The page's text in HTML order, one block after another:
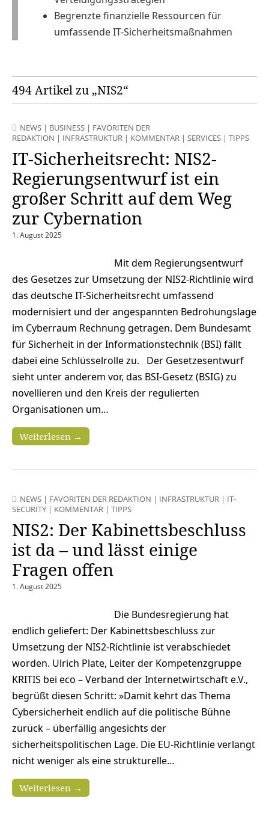
Begrenzte finanzielle Ressourcen für
umfassende IT-Sicherheitsmaßnahmen
494 Artikel zu „NIS2“
NEWS | BUSINESS | FAVORITEN DER
REDAKTION | INFRASTRUKTUR | KOMMENTAR | SERVICES | TIPPS
IT-Sicherheitsrecht: NIS2-
Regierungsentwurf ist ein
großer Schritt auf dem Weg
zur Cybernation
1. August 2025
Mit dem Regierungsentwurf
des Gesetzes zur Umsetzung der NIS2-Richtlinie wird
das deutsche IT-Sicherheitsrecht umfassend
modernisiert und der angespannten Bedrohungslage
im Cyberraum Rechnung getragen. Dem Bundesamt
für Sicherheit in der Informationstechnik (BSI) fällt
dabei eine Schlüsselrolle zu. Der Gesetzesentwurf
sieht unter anderem vor, das BSI-Gesetz (BSIG) zu
novellieren und den Kreis der regulierten
Organisationen um…
Weiterlesen →
NEWS | FAVORITEN DER REDAKTION | INFRASTRUKTUR | IT-
SECURITY | KOMMENTAR | TIPPS
NIS2: Der Kabinettsbeschluss
ist da – und lässt einige
Fragen offen
1. August 2025
Die Bundesregierung hat
endlich geliefert: Der Kabinettsbeschluss zur
Umsetzung der NIS2-Richtlinie ist verabschiedet
worden. Ulrich Plate, Leiter der Kompetenzgruppe
KRITIS bei eco – Verband der Internetwirtschaft e.V.,
begrüßt diesen Schritt: »Damit kehrt das Thema
Cybersicherheit endlich auf die politische Bühne
zurück – überfällig angesichts der
sicherheitspolitischen Lage. Die EU-Richtlinie verlangt
nicht weniger als eine strukturelle…
Weiterlesen →